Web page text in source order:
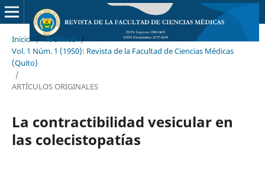
Inicio / Archivos /
Vol. 1 Núm. 1 (1950): Revista de la Facultad de Ciencias Médicas
(Quito)
/
ARTÍCULOS ORIGINALES
La contractibilidad vesicular en
las colecistopatías